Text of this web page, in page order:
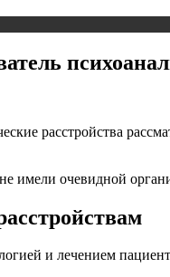
расстройства
имели очевидной
и лечением